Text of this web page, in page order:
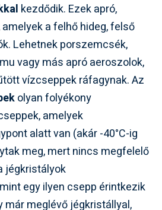
kezdődik. Ezek apró,
a felhő hideg, felső
Lehetnek porszemcsék,
vagy más apró aeroszolok,
vízcseppek ráfagynak. Az
olyan folyékony
amelyek
alatt van (akár -40°C-ig
meg, mert nincs megfelelő
jégkristályok
egy ilyen csepp érintkezik
már meglévő jégkristállyal,